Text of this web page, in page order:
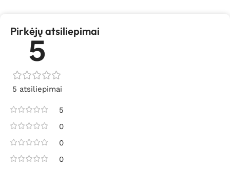
Pirkėjų atsiliepimai
5
5 atsiliepimai
5
0
0
0